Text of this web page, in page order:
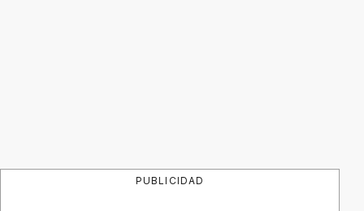
PUBLICIDAD